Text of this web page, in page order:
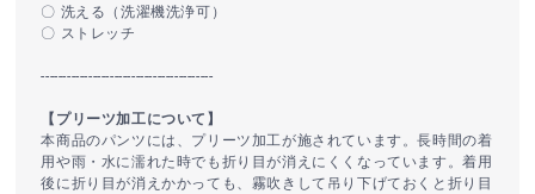
〇 洗える（洗濯機洗浄可）
〇 ストレッチ
----------------------------------------
【プリーツ加工について】
本商品のパンツには、プリーツ加工が施されています。長時間の着
用や雨・水に濡れた時でも折り目が消えにくくなっています。着用
後に折り目が消えかかっても、霧吹きして吊り下げておくと折り目